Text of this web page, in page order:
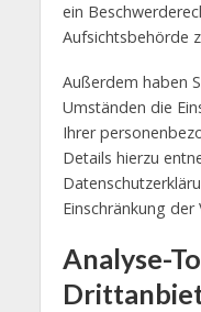
ein
Aufsichtsbehörde
Außerdem haben
Umständen die
Ihrer
Details hierzu
Einschränkung der
Analyse-